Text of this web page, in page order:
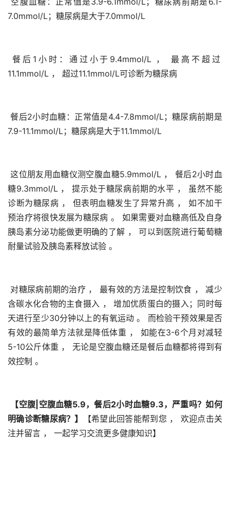
7.0mmol/L；糖尿病是大于7.0mmol/L
11.1mmol/L ， 超过11.1mmol/L可诊断为糖尿病
7.9-11.1mmol/L；糖尿病是大于11.1mmol/L
这位朋友用血糖仪测空腹血糖5.9mmol/L ， 餐后2小时血
糖9.3mmol/L ， 提示处于糖尿病前期的水平 ， 虽然不能
诊断为糖尿病 ， 但表明血糖发生了异常升高 ， 如不加干
预治疗将很快发展为糖尿病 。 如果需要对血糖高低及自身
胰岛素分泌功能做更明确的了解 ， 可以到医院进行葡萄糖
耐量试验及胰岛素释放试验 。
含碳水化合物的主食摄入 ， 增加优质蛋白的摄入；同时每
天进行至少30分钟以上的有氧运动 。 而检验干预效果是否
有效的最简单方法就是降低体重 ， 如能在3-6个月对减轻
5-10公斤体重 ， 无论是空腹血糖还是餐后血糖都将得到有
效控制 。
【空腹|空腹血糖5.9，餐后2小时血糖9.3，严重吗？如何
明确诊断糖尿病？】
【希望此回答能帮到您 ， 欢迎点击关
注并留言 ， 一起学习交流更多健康知识】